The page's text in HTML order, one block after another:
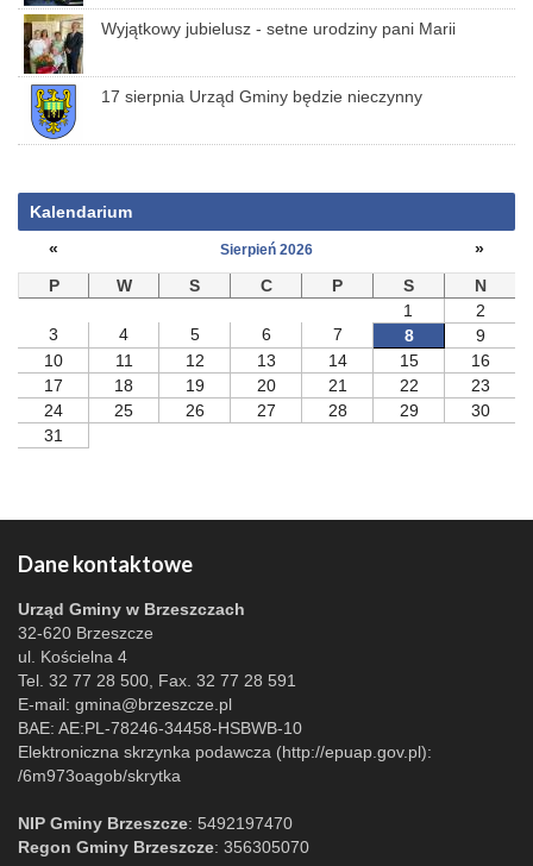
Wyjątkowy jubielusz - setne urodziny pani Marii
17 sierpnia Urząd Gminy będzie nieczynny
Kalendarium
«
Sierpień 2026
»
P
W S C P S
N
1
2
3
4 5 6 7 8
9
10
11 12 13 14 15
16
17
18 19 20 21 22
23
24
25 26 27 28 29
30
31
Dane kontaktowe
Urząd Gminy w Brzeszczach
32-620 Brzeszcze
ul. Kościelna 4
Tel. 32 77 28 500, Fax. 32 77 28 591
E-mail: gmina@brzeszcze.pl
BAE: AE:PL-78246-34458-HSBWB-10
Elektroniczna skrzynka podawcza (http://epuap.gov.pl):
/6m973oagob/skrytka
NIP Gminy Brzeszcze: 5492197470
Regon Gminy Brzeszcze: 356305070